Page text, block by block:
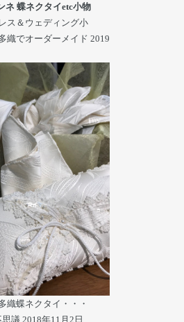
ネ 蝶ネクタイetc小物
ス＆ウェディング小
織でオーダーメイド 2019
織蝶ネクタイ・・・
思議2018年11月2日